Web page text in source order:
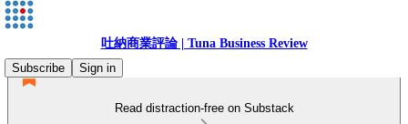
吐納商業評論 | Tuna Business Review
Subscribe
Sign in
Read distraction-free on Substack